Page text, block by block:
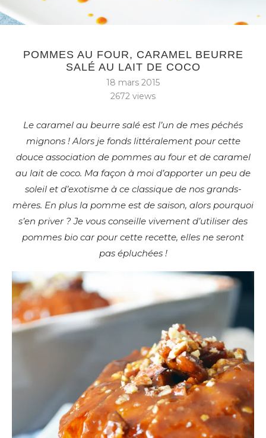
POMMES AU FOUR, CARAMEL BEURRE
SALÉ AU LAIT DE COCO
18 mars 2015
2672 views
Le caramel au beurre salé est l’un de mes péchés
mignons ! Alors je fonds littéralement pour cette
douce association de pommes au four et de caramel
au lait de coco. Ma façon à moi d’apporter un peu de
soleil et d’exotisme à ce classique de nos grands-
mères. En plus la pomme est de saison, alors pourquoi
s’en priver ? Je vous conseille vivement d’utiliser des
pommes bio car pour cette recette, elles ne seront
pas épluchées !